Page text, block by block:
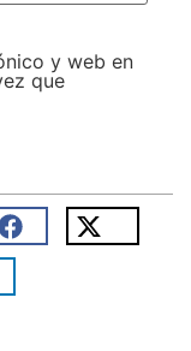
y web en
que